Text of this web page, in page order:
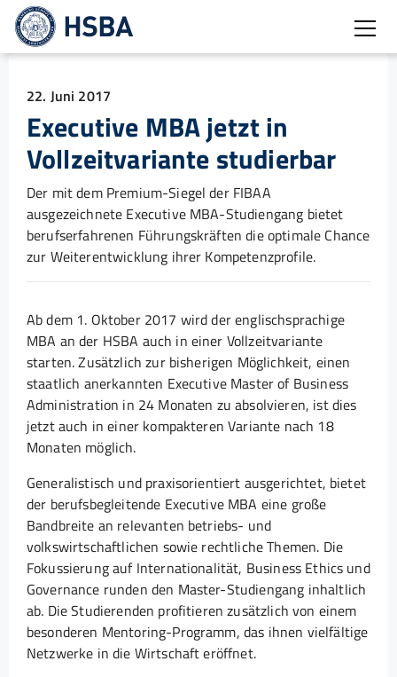
22. Juni 2017
Executive MBA jetzt in
Vollzeitvariante studierbar
Der mit dem Premium-Siegel der FIBAA
ausgezeichnete Executive MBA-Studiengang bietet
berufserfahrenen Führungskräften die optimale Chance
zur Weiterentwicklung ihrer Kompetenzprofile.
Ab dem 1. Oktober 2017 wird der englischsprachige
MBA an der HSBA auch in einer Vollzeitvariante
starten. Zusätzlich zur bisherigen Möglichkeit, einen
staatlich anerkannten Executive Master of Business
Administration in 24 Monaten zu absolvieren, ist dies
jetzt auch in einer kompakteren Variante nach 18
Monaten möglich.
Generalistisch und praxisorientiert ausgerichtet, bietet
der berufsbegleitende Executive MBA eine große
Bandbreite an relevanten betriebs- und
volkswirtschaftlichen sowie rechtliche Themen. Die
Fokussierung auf Internationalität, Business Ethics und
Governance runden den Master-Studiengang inhaltlich
ab. Die Studierenden profitieren zusätzlich von einem
besonderen Mentoring-Programm, das ihnen vielfältige
Netzwerke in die Wirtschaft eröffnet.